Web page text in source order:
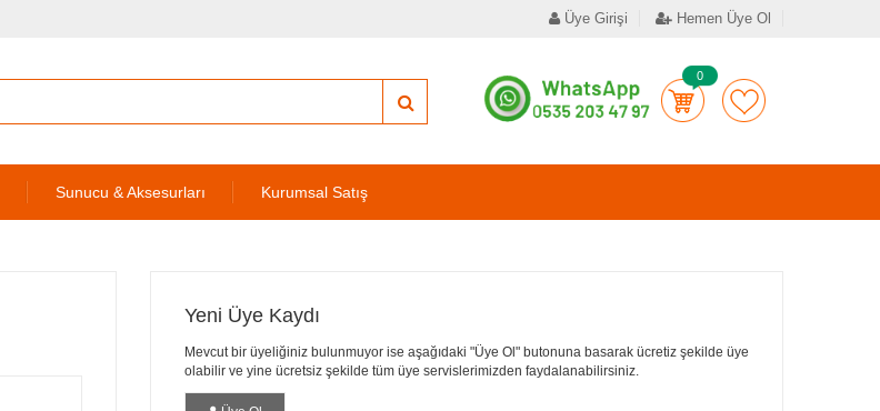
Üye Girişi Hemen Üye Ol
0
Sunucu & Aksesurları Kurumsal Satış
Yeni Üye Kaydı
Mevcut bir üyeliğiniz bulunmuyor ise aşağıdaki "Üye Ol" butonuna basarak ücretiz şekilde üye
olabilir ve yine ücretsiz şekilde tüm üye servislerimizden faydalanabilirsiniz.